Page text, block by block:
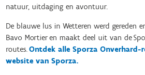
natuur, uitdaging en avontuur.
De blauwe lus in Wetteren werd gereden
Bavo Mortier en maakt deel uit van de
routes.Ontdek alle Sporza Onverhard-
website van Sporza.